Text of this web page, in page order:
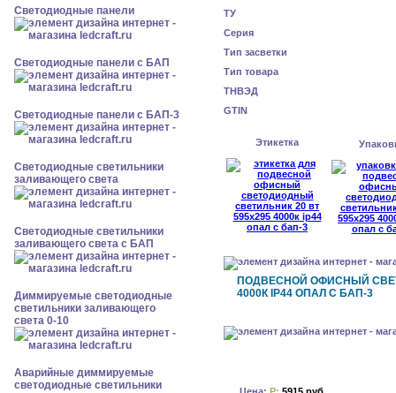
Cветодиодные панели
Cветодиодные панели с БАП
Cветодиодные панели с БАП-3
Светодиодные светильники
заливающего света
Светодиодные светильники
заливающего света с БАП
Диммируемые светодиодные
светильники заливающего
света 0-10
Аварийные диммируемые
светодиодные светильники
ТУ
Серия
Тип засветки
Тип товара
ТНВЭД
GTIN
Этикетка
ПОДВЕСНОЙ ОФИСНЫЙ
4000К IP44 ОПАЛ С БАП-3